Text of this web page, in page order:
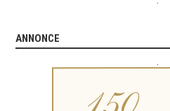
ANNONCE